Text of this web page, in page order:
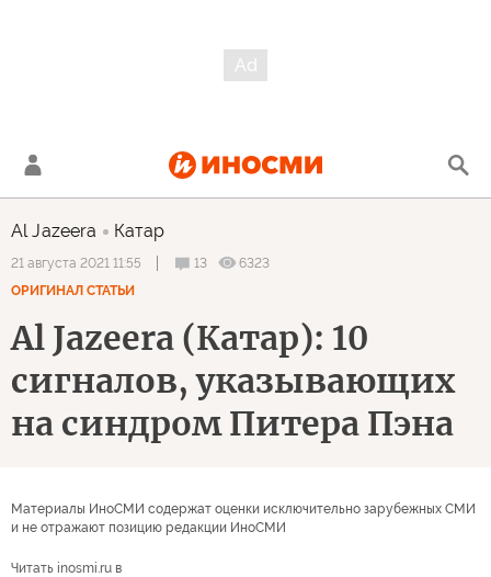
Al Jazeera Катар
21 августа 2021 11:55 13
6323
ОРИГИНАЛ СТАТЬИ
Al Jazeera (Катар): 10
сигналов, указывающих
на синдром Питера Пэна
Материалы ИноСМИ содержат оценки исключительно зарубежных СМИ
и не отражают позицию редакции ИноСМИ
Читать inosmi.ru в